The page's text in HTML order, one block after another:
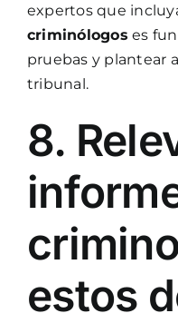
expertos que
criminólogos es
pruebas y plantear
tribunal.
8.
estos